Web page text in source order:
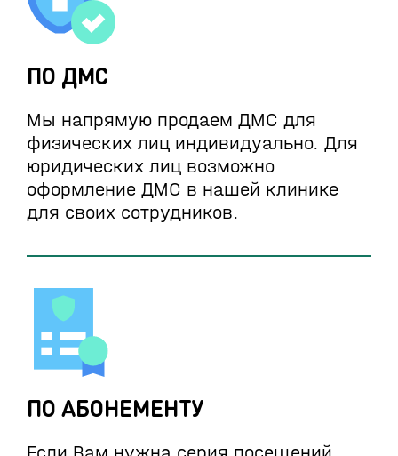
ПО ДМС
Мы напрямую продаем ДМС для
физических лиц индивидуально. Для
юридических лиц возможно
оформление ДМС в нашей клинике
для своих сотрудников.
ПО АБОНЕМЕНТУ